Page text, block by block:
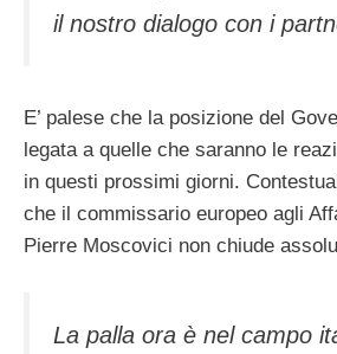
il nostro dialogo con i
E’ palese che la posizione del
legata a quelle che saranno le
in questi prossimi giorni.
che il commissario europeo agli
Pierre Moscovici non chiude
La palla ora è nel campo